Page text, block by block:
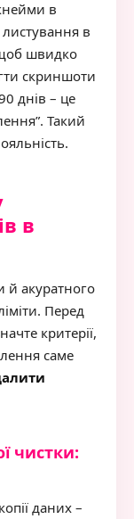
в
листування в
щоб швидко
скриншоти
днів – це
Такий
в
й акуратного
Перед
критерії,
саме
чистки:
даних –